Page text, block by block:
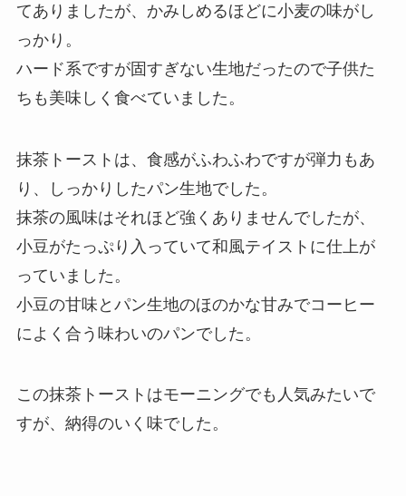
てありましたが、かみしめるほどに小麦の味がし
っかり。
ハード系ですが固すぎない生地だったので子供た
ちも美味しく食べていました。
抹茶トーストは、食感がふわふわですが弾力もあ
り、しっかりしたパン生地でした。
抹茶の風味はそれほど強くありませんでしたが、
小豆がたっぷり入っていて和風テイストに仕上が
っていました。
小豆の甘味とパン生地のほのかな甘みでコーヒー
によく合う味わいのパンでした。
この抹茶トーストはモーニングでも人気みたいで
すが、納得のいく味でした。